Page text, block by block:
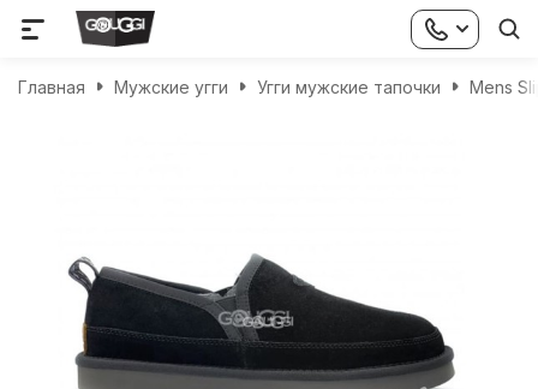
Главная Мужские угги Угги мужские тапочки Mens